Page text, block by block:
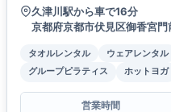
久津川駅から車で16分
京都府京都市伏見区御香宮
タオルレンタル ウェアレンタル
グループピラティス
ホットヨガ
営業時間